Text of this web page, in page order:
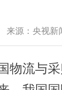
来源： 央视新
流与采